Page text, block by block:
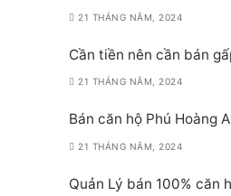
21 THÁNG NĂM, 2024
Cần tiền nên cần bán
21 THÁNG NĂM, 2024
Bán căn hộ Phú Hoàng
21 THÁNG NĂM, 2024
Quản Lý bán 100% căn